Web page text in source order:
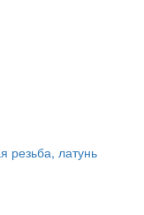
резьба, латунь